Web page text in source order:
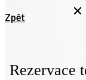
Zpět
Rezervace